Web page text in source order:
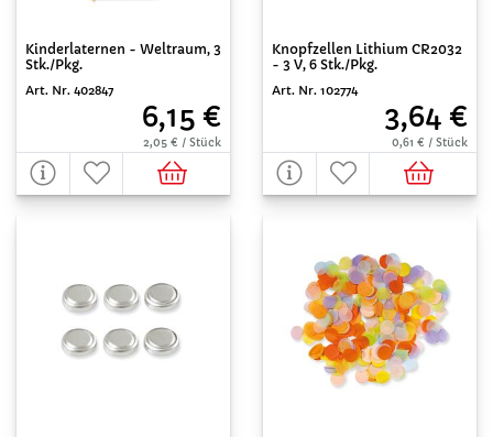
Kinderlaternen - Weltraum, 3
Stk./Pkg.
Art. Nr. 402847
6,15 €
2,05 € / Stück
Knopfzellen Lithium CR2032
- 3 V, 6 Stk./Pkg.
Art. Nr. 102774
3,64 €
0,61 € / Stück